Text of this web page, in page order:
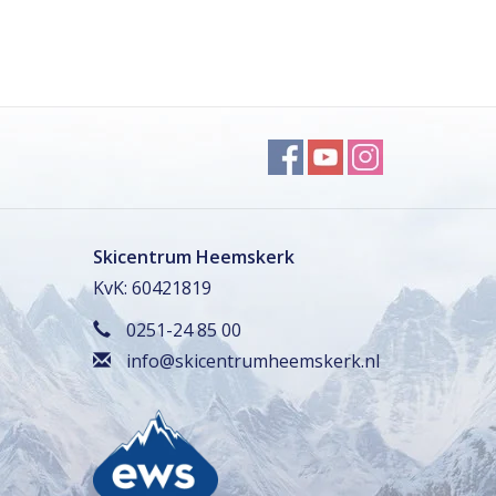
Skicentrum Heemskerk
KvK: 60421819
0251-24 85 00
info@skicentrumheemskerk.nl